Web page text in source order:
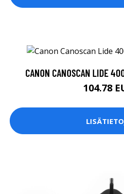
CANON CANOSCAN LIDE
104.78